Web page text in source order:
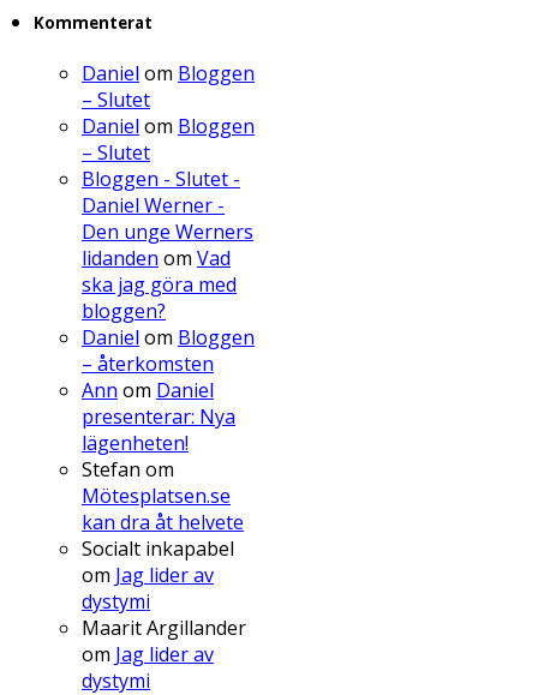
Kommenterat
Daniel om Bloggen
– Slutet
Daniel om Bloggen
– Slutet
Bloggen - Slutet -
Daniel Werner -
Den unge Werners
lidanden om Vad
ska jag göra med
bloggen?
Daniel om Bloggen
– återkomsten
Ann om Daniel
presenterar: Nya
lägenheten!
Stefan om
Mötesplatsen.se
kan dra åt helvete
Socialt inkapabel
om Jag lider av
dystymi
Maarit Argillander
om Jag lider av
dystymi